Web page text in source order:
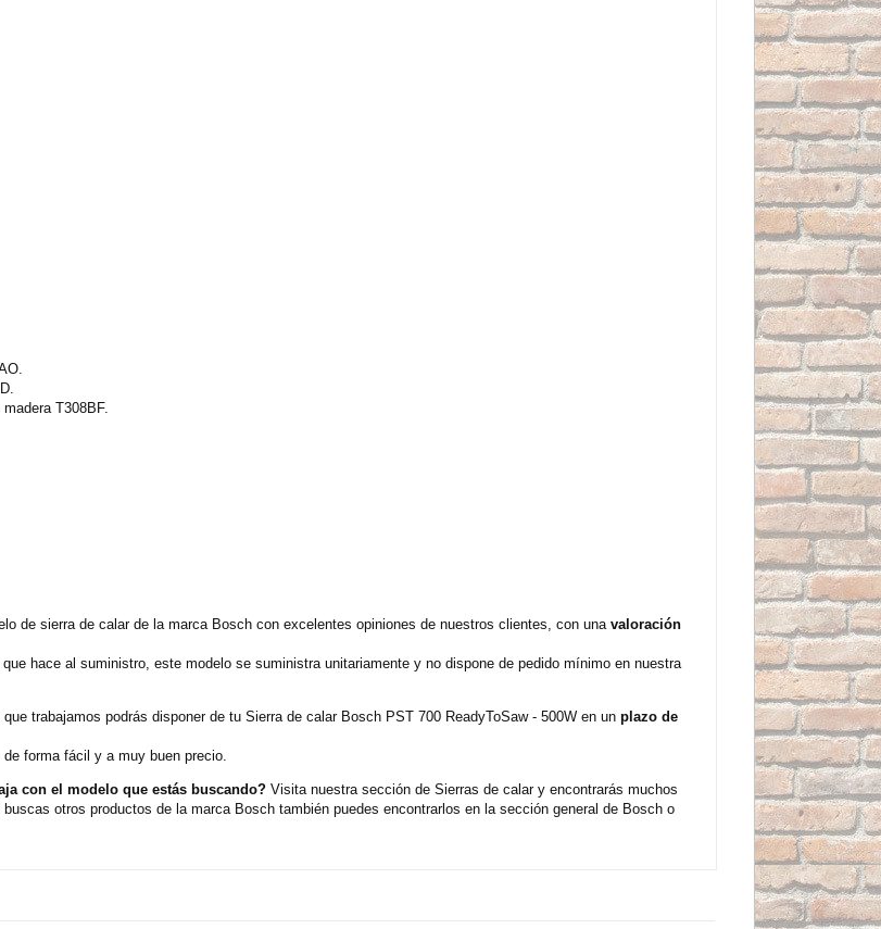
T308BF.
de sierra de calar de la marca Bosch con excelentes opiniones de nuestros clientes, con una valoración
hace al suministro, este modelo se suministra unitariamente y no dispone de pedido mínimo en nuestra
trabajamos podrás disponer de tu Sierra de calar Bosch PST 700 ReadyToSaw - 500W en un plazo de
forma fácil y a muy buen precio.
con el modelo que estás buscando? Visita nuestra sección de Sierras de calar y encontrarás muchos
otros productos de la marca Bosch también puedes encontrarlos en la sección general de Bosch o